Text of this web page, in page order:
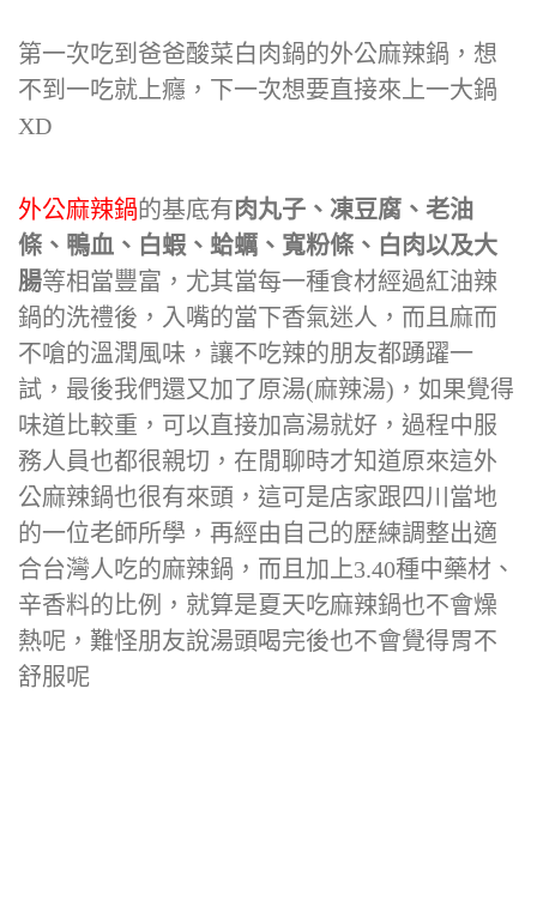
第一次吃到爸爸酸菜白肉鍋的外公麻辣鍋，想
不到一吃就上癮，下一次想要直接來上一大鍋
XD
外公麻辣鍋的基底有 肉丸子、凍豆腐、老油
條、鴨血、白蝦、蛤蠣、寬粉條、白肉以及大
腸等相當豐富，尤其當每一種食材經過紅油辣
鍋的洗禮後，入嘴的當下香氣迷人，而且麻而
不嗆的溫潤風味，讓不吃辣的朋友都踴躍一
試，最後我們還又加了原湯(麻辣湯)，如果覺得
味道比較重，可以直接加高湯就好，過程中服
務人員也都很親切，在閒聊時才知道原來這外
公麻辣鍋也很有來頭，這可是店家跟四川當地
的一位老師所學，再經由自己的歷練調整出適
合台灣人吃的麻辣鍋，而且加上3.40種中藥材、
辛香料的比例，就算是夏天吃麻辣鍋也不會燥
熱呢，難怪朋友說湯頭喝完後也不會覺得胃不
舒服呢